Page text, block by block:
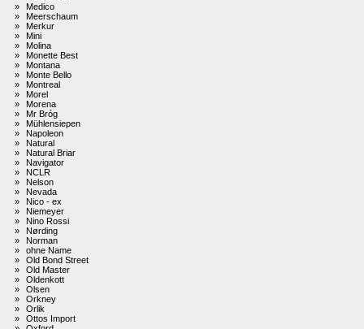
»
Medico
»
Meerschaum
»
Merkur
»
Mini
»
Molina
»
Monette Best
»
Montana
»
Monte Bello
»
Montreal
»
Morel
»
Morena
»
Mr Bróg
»
Mühlensiepen
»
Napoleon
»
Natural
»
Natural Briar
»
Navigator
»
NCLR
»
Nelson
»
Nevada
»
Nico - ex
»
Niemeyer
»
Nino Rossi
»
Nørding
»
Norman
»
ohne Name
»
Old Bond Street
»
Old Master
»
Oldenkott
»
Olsen
»
Orkney
»
Orlik
»
Ottos Import